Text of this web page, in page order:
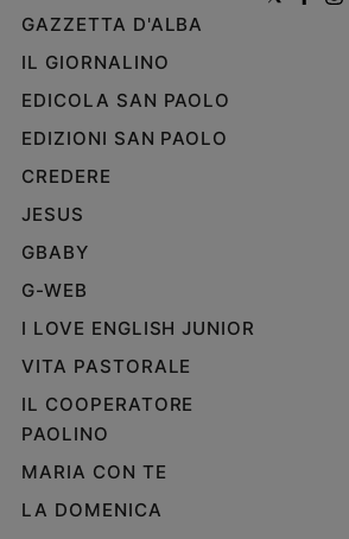
GAZZETTA D'ALBA
IL GIORNALINO
EDICOLA SAN PAOLO
EDIZIONI SAN PAOLO
CREDERE
JESUS
GBABY
G-WEB
I LOVE ENGLISH JUNIOR
VITA PASTORALE
IL COOPERATORE
PAOLINO
MARIA CON TE
LA DOMENICA